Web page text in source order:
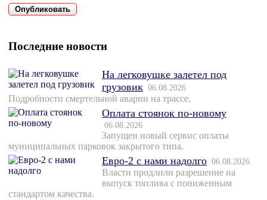
Последние новости
На легковушке залетел под
грузовик 06.08.2026
Подробности смертельной аварии на трассе.
Оплата стоянок по-новому
06.08.2026
Запущен новый сервис оплаты
муниципальных парковок закрытого типа.
Евро-2 с нами надолго 06.08.2026
Власти продлили разрешение на
выпуск топлива с пониженным
стандартом качества.